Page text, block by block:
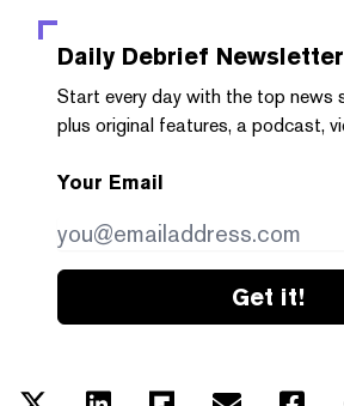
Daily Debrief Newsletter
Start every day with the top news
plus original features, a podcast,
Your Email
Get it!